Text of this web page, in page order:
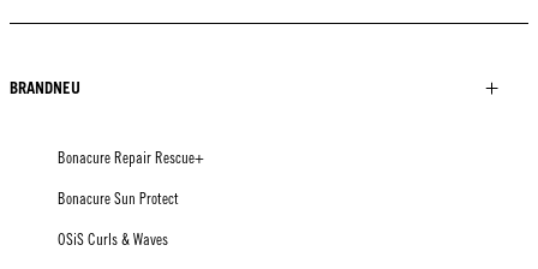
BRANDNEU
Bonacure Repair Rescue+
Bonacure Sun Protect
OSiS Curls & Waves